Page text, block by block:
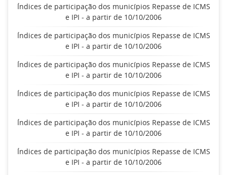
Índices de participação dos municípios Repasse de ICMS
e IPI - a partir de 10/10/2006
Índices de participação dos municípios Repasse de ICMS
e IPI - a partir de 10/10/2006
Índices de participação dos municípios Repasse de ICMS
e IPI - a partir de 10/10/2006
Índices de participação dos municípios Repasse de ICMS
e IPI - a partir de 10/10/2006
Índices de participação dos municípios Repasse de ICMS
e IPI - a partir de 10/10/2006
Índices de participação dos municípios Repasse de ICMS
e IPI - a partir de 10/10/2006